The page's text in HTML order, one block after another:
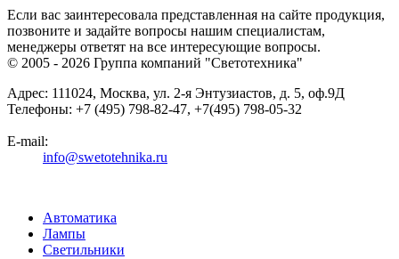
Если вас заинтересовала представленная на сайте продукция,
позвоните и задайте вопросы нашим специалистам,
менеджеры ответят на все интересующие вопросы.
© 2005 - 2026 Группа компаний "Светотехника"
Адрес: 111024, Москва, ул. 2-я Энтузиастов, д. 5, оф.9Д
Телефоны: +7 (495) 798-82-47, +7(495) 798-05-32
E-mail:
info@swetotehnika.ru
Автоматика
Лампы
Светильники